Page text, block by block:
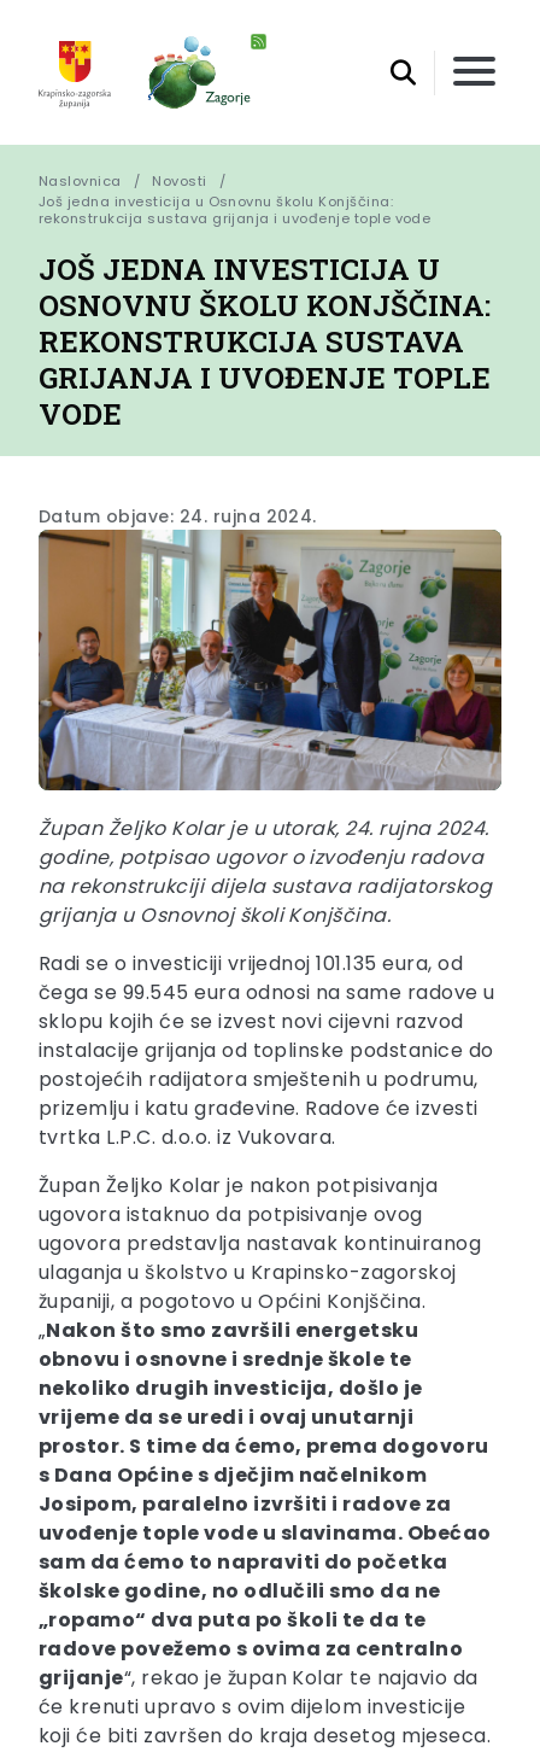
Naslovnica
Novosti
Još jedna investicija u Osnovnu školu Konjščina:
rekonstrukcija sustava grijanja i uvođenje tople vode
JOŠ JEDNA INVESTICIJA U
OSNOVNU ŠKOLU KONJŠČINA:
REKONSTRUKCIJA SUSTAVA
GRIJANJA I UVOĐENJE TOPLE
VODE
Datum objave: 24. rujna 2024.
Župan Željko Kolar je u utorak, 24. rujna 2024.
godine, potpisao ugovor o izvođenju radova
na rekonstrukciji dijela sustava radijatorskog
grijanja u Osnovnoj školi Konjščina.
Radi se o investiciji vrijednoj 101.135 eura, od
čega se 99.545 eura odnosi na same radove u
sklopu kojih će se izvest novi cijevni razvod
instalacije grijanja od toplinske podstanice do
postojećih radijatora smještenih u podrumu,
prizemlju i katu građevine. Radove će izvesti
tvrtka L.P.C. d.o.o. iz Vukovara.
Župan Željko Kolar je nakon potpisivanja
ugovora istaknuo da potpisivanje ovog
ugovora predstavlja nastavak kontinuiranog
ulaganja u školstvo u Krapinsko-zagorskoj
županiji, a pogotovo u Općini Konjščina.
„Nakon što smo završili energetsku
obnovu i osnovne i srednje škole te
nekoliko drugih investicija, došlo je
vrijeme da se uredi i ovaj unutarnji
prostor. S time da ćemo, prema dogovoru
s Dana Općine s dječjim načelnikom
Josipom, paralelno izvršiti i radove za
uvođenje tople vode u slavinama. Obećao
sam da ćemo to napraviti do početka
školske godine, no odlučili smo da ne
„ropamo“ dva puta po školi te da te
radove povežemo s ovima za centralno
grijanje“, rekao je župan Kolar te najavio da
će krenuti upravo s ovim dijelom investicije
koji će biti završen do kraja desetog mjeseca.